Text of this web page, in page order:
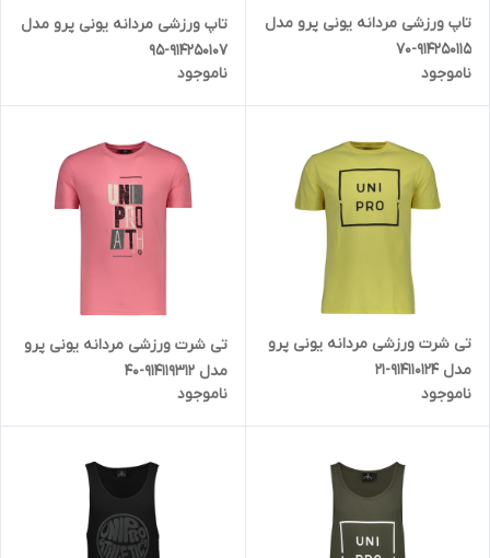
تاپ ورزشی مردانه یونی پرو مدل
914250115-70
ناموجود
تاپ ورزشی مردانه یونی پرو مدل
914250107-95
ناموجود
تی شرت ورزشی مردانه یونی پرو
مدل 914110124-21
ناموجود
تی شرت ورزشی مردانه یونی پرو
مدل 914119312-40
ناموجود